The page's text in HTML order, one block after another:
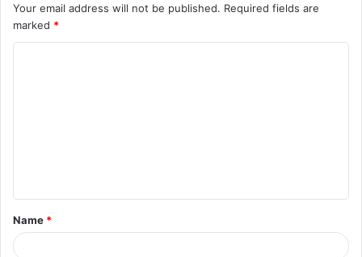
Your email address will not be published. Required fields are
marked *
Name *